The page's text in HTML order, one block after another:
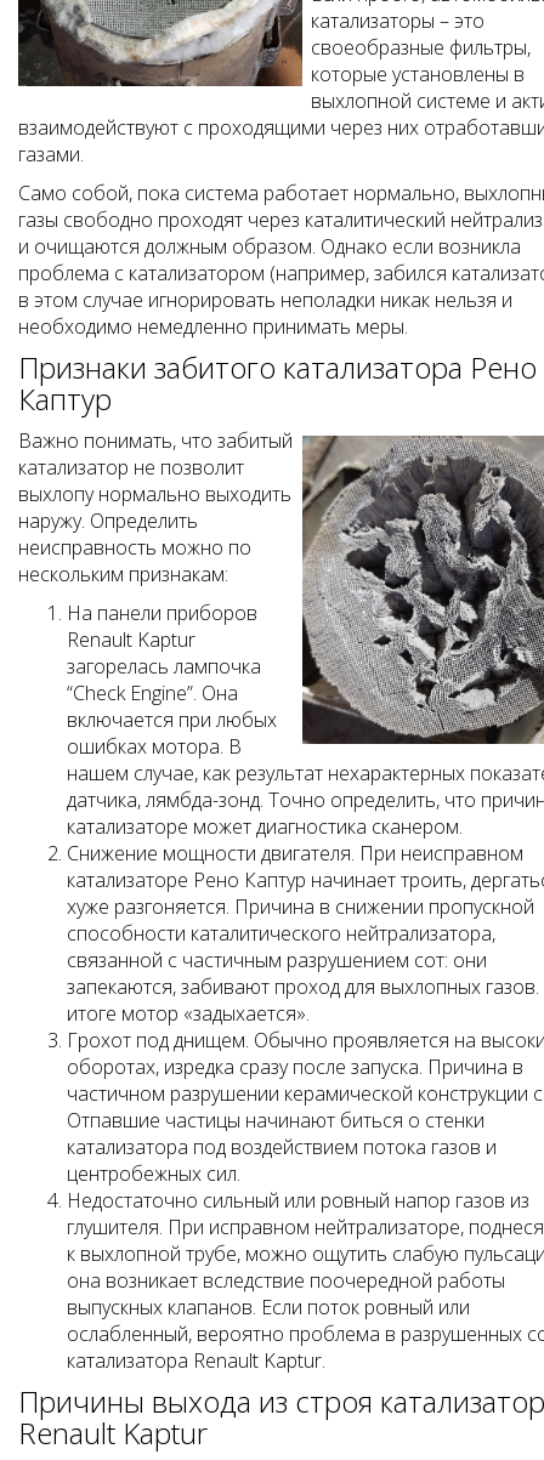
катализаторы – это
своеобразные фильтры,
которые установлены в
выхлопной системе и
взаимодействуют с проходящими через них
газами.
Само собой, пока система работает нормально,
газы свободно проходят через каталитический
и очищаются должным образом. Однако если возникла
проблема с катализатором (например, забился
в этом случае игнорировать неполадки никак нельзя и
необходимо немедленно принимать меры.
Признаки забитого катализатора Рено
Каптур
Важно понимать, что забитый
катализатор не позволит
выхлопу нормально выходить
наружу. Определить
неисправность можно по
нескольким признакам:
На панели приборов
Renault Kaptur
загорелась лампочка
“Check Engine”. Она
включается при любых
ошибках мотора. В
нашем случае, как результат нехарактерных
датчика, лямбда-зонд. Точно определить, что
катализаторе может диагностика сканером.
Снижение мощности двигателя. При неисправном
катализаторе Рено Каптур начинает троить,
хуже разгоняется. Причина в снижении пропускной
способности каталитического нейтрализатора,
связанной с частичным разрушением сот: они
запекаются, забивают проход для выхлопных
итоге мотор «задыхается».
Грохот под днищем. Обычно проявляется на
оборотах, изредка сразу после запуска. Причина в
частичном разрушении керамической конструкции
Отпавшие частицы начинают биться о стенки
катализатора под воздействием потока газов и
центробежных сил.
Недостаточно сильный или ровный напор газов из
глушителя. При исправном нейтрализаторе, поднеся
к выхлопной трубе, можно ощутить слабую
она возникает вследствие поочередной работы
выпускных клапанов. Если поток ровный или
ослабленный, вероятно проблема в разрушенных
катализатора Renault Kaptur.
Причины выхода из строя
Renault Kaptur